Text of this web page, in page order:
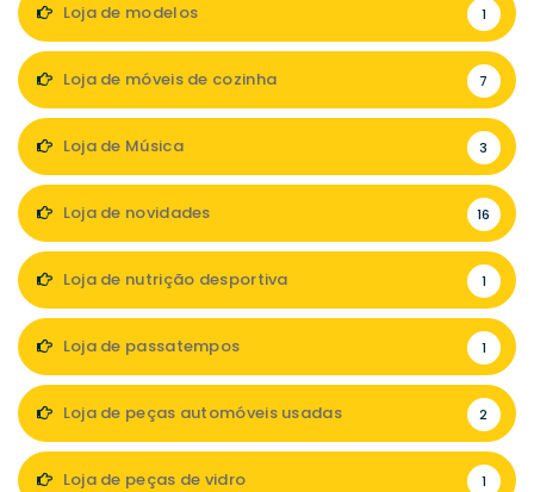
Loja de modelos 1
Loja de móveis de cozinha 7
Loja de Música 3
Loja de novidades 16
Loja de nutrição desportiva 1
Loja de passatempos 1
Loja de peças automóveis usadas 2
Loja de peças de vidro 1